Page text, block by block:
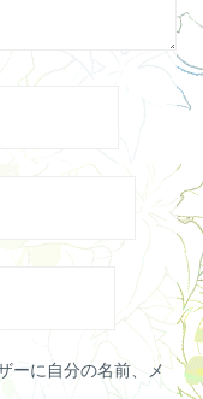
ーに自分の名前、メ